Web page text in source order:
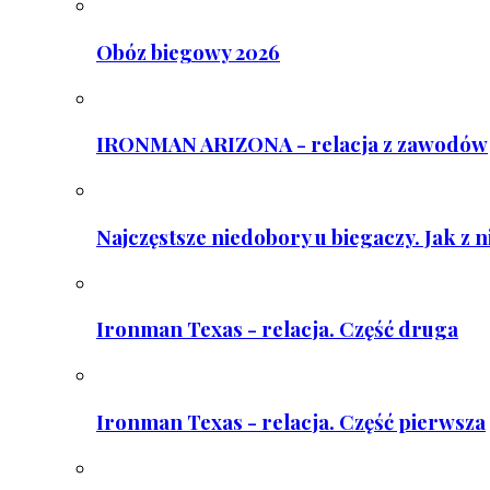
Obóz biegowy 2026
IRONMAN ARIZONA - relacja z zawodów
Najczęstsze niedobory u biegaczy. Jak z
Ironman Texas - relacja. Część druga
Ironman Texas - relacja. Część pierwsza